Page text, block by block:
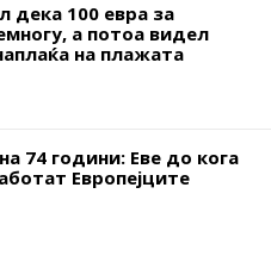
дека 100 евра за
а потоа видел
на плажата
74 години: Еве до кога
Европејците